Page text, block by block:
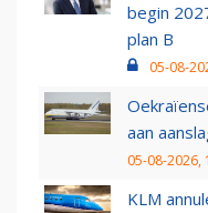
begin
plan B
05-08-
aan
05-08-2026,
KLM